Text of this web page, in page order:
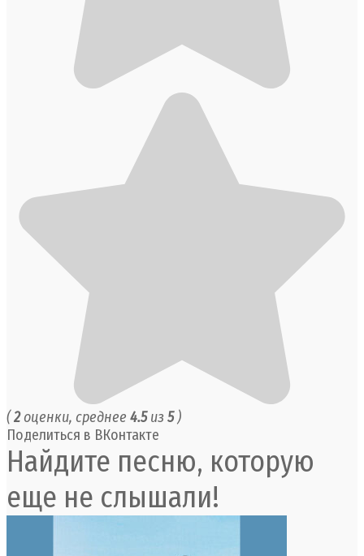
(2оценки, среднее 4.5из 5)
Поделиться в ВКонтакте
Найдите песню, которую
еще не слышали!